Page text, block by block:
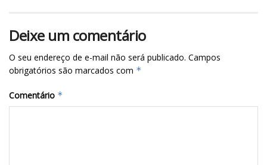
Deixe um comentário
O seu endereço de e-mail não será publicado. Campos
obrigatórios são marcados com *
Comentário *